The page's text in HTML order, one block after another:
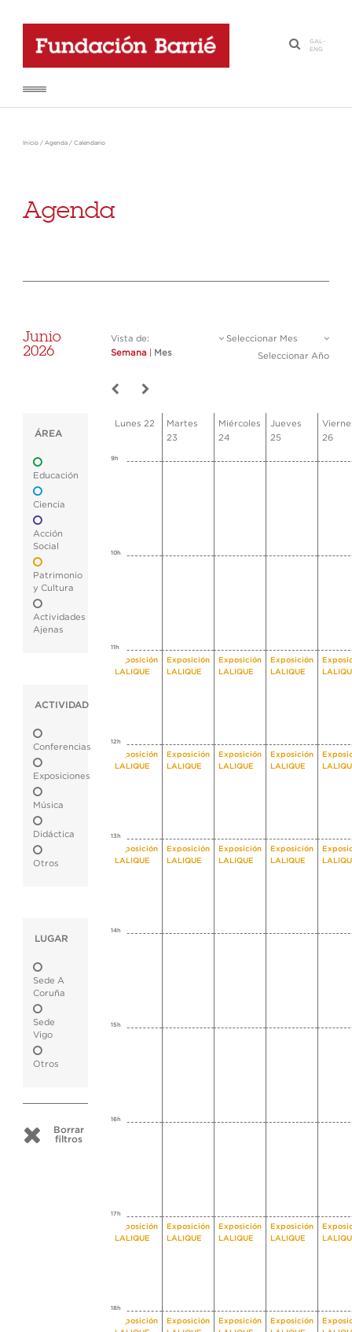
·
GAL-
ENG
Inicio / Agenda / Calendario
Agenda
Junio
2026
Vista de:
Semana
Mes
Seleccionar Mes
Seleccionar Año
ÁREA
Educación
Ciencia
Acción
Social
Patrimonio
y Cultura
Actividades
Ajenas
ACTIVIDAD
Conferencias
Exposiciones
Música
Didáctica
Otros
LUGAR
Sede A
Coruña
Sede
Vigo
Otros
Borrar
filtros
Lunes 22
Martes
23
Miércoles
24
Jueves
25
26
9h
10h
11h
Exposición
LALIQUE
Exposición
LALIQUE
Exposición
LALIQUE
Exposición
LALIQUE
12h
Exposición
LALIQUE
Exposición
LALIQUE
Exposición
LALIQUE
Exposición
LALIQUE
13h
Exposición
LALIQUE
Exposición
LALIQUE
Exposición
LALIQUE
Exposición
LALIQUE
14h
15h
16h
17h
Exposición
LALIQUE
Exposición
LALIQUE
Exposición
LALIQUE
Exposición
LALIQUE
18h
Exposición
Exposición
Exposición
Exposición